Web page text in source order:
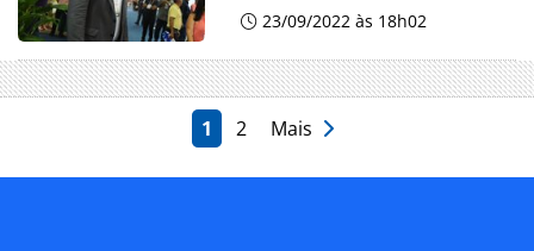
23/09/2022 às 18h02
1 2 Mais